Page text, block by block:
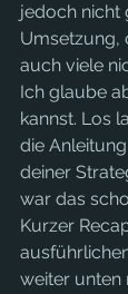
jedoch nicht
Umsetzung,
auch viele
Ich glaube
kannst. Los
die
deiner
war das
Kurzer
weiter unten